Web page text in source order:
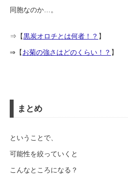
同胞なのか…。
⇒【黒炭オロチとは何者！？ 】
⇒【お菊の強さはどのくらい！？ 】
まとめ
ということで、
可能性を絞っていくと
こんなところになる？